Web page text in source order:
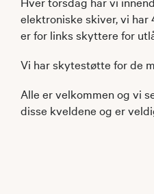
elektroniske skiver, vi
er for links skyttere for
Vi har skytestøtte for de
Alle er velkommen og vi
disse kveldene og er